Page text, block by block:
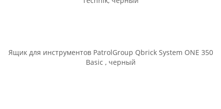
Ящик для инструментов PatrolGroup Qbrick System ONE 350
Basic , черный